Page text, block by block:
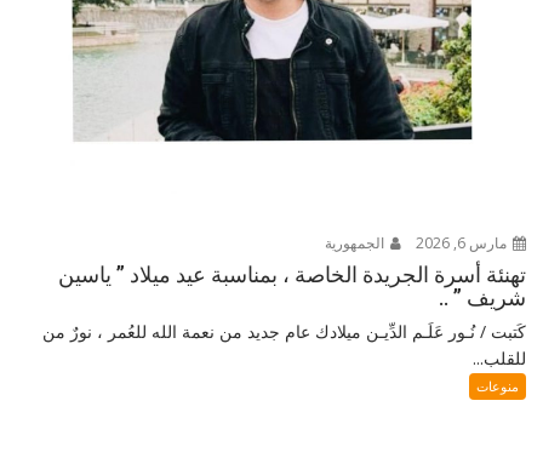
مارس 6, 2026 الجمهورية
تهنئة أسرة الجريدة الخاصة ، بمناسبة عيد ميلاد ” ياسين
شريف ” ..
كَتبت / نُـور عَلَـم الدِّيـن ميلادك عام جديد من نعمة الله للعُمر ، نورٌ من
للقلب...
منوعات